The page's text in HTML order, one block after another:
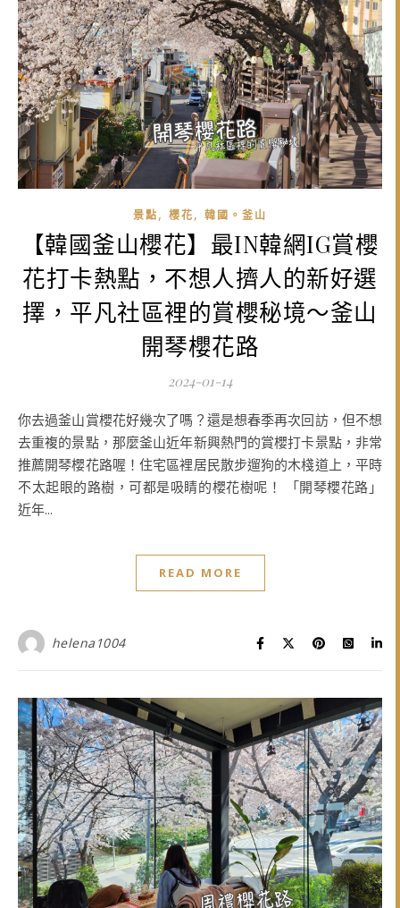
景點, 櫻花, 韓國。釜山
【韓國釜山櫻花】最IN韓網IG賞櫻
花打卡熱點，不想人擠人的新好選
擇，平凡社區裡的賞櫻秘境～釜山
開琴櫻花路
2024-01-14
你去過釜山賞櫻花好幾次了嗎？還是想春季再次回訪，但不想
去重複的景點，那麼釜山近年新興熱門的賞櫻打卡景點，非常
推薦開琴櫻花路喔！住宅區裡居民散步遛狗的木棧道上，平時
不太起眼的路樹，可都是吸睛的櫻花樹呢！ 「開琴櫻花路」
近年...
READ MORE
helena1004